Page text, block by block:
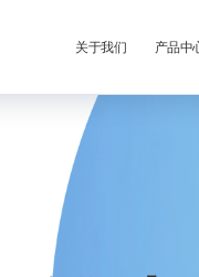
关于我们 产品中